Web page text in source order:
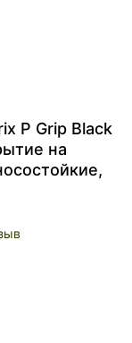
P Grip Black
на